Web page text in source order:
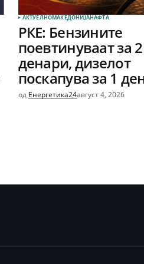
АКТУЕЛНОМАКЕДОНИЈАНАФТА
РКЕ: Бензините
поевтинуваат за 2
денари, дизелот
поскапува за 1
од Енергетика24август 4, 2026